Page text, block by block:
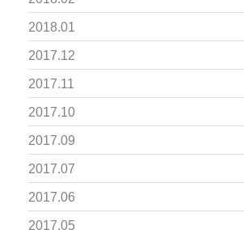
2018.01
2017.12
2017.11
2017.10
2017.09
2017.07
2017.06
2017.05